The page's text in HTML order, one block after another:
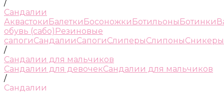
/
Сандалии
Аквастоки Балетки Босоножки Ботильоны Ботинки
обувь (сабо) Резиновые
сапогиСандалииСапогиСлиперыСлипоныСникеры
/
Сандалии для мальчиков
Сандалии для девочекСандалии для мальчиков
/
Сандалии